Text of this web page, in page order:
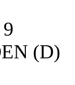
(D)